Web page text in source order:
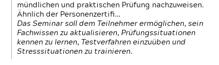
mündlichen und praktischen Prüfung nachzuweisen.
Ähnlich der Personenzertifi…
Das Seminar soll dem Teilnehmer ermöglichen, sein
Fachwissen zu aktualisieren, Prüfungssituationen
kennen zu lernen, Testverfahren einzuüben und
Stresssituationen zu trainieren.